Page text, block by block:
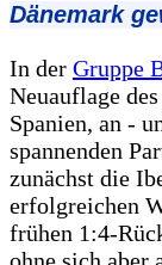
Dänemark
In der Gruppe
Neuauflage
Spanien, an -
spannenden
zunächst die
erfolgreichen
frühen 1:4-